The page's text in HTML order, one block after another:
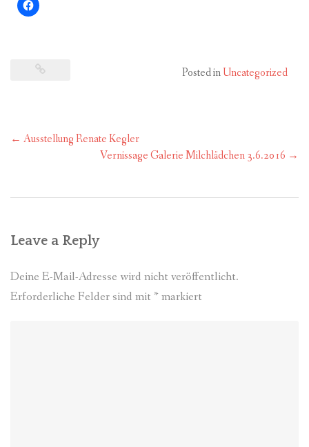
Posted inUncategorized
Post
← Ausstellung Renate Kegler
Vernissage Galerie Milchlädchen 3.6.2016 →
Leave a Reply
Deine E-Mail-Adresse wird nicht veröffentlicht.
Erforderliche Felder sind mit *markiert